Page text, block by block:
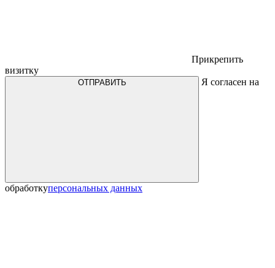
Прикрепить
визитку
ОТПРАВИТЬ Я согласен на
обработкуперсональных данных